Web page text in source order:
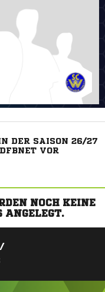
DER SAISON 26/27
VOR
NOCH KEINE
/